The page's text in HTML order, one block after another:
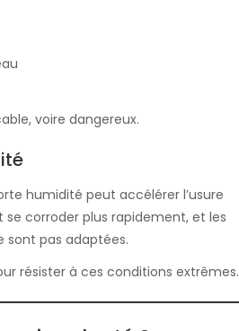
voire dangereux.
humidité peut accélérer l’usure
corroder plus rapidement, et les
sont pas adaptées.
résister à ces conditions extrêmes.